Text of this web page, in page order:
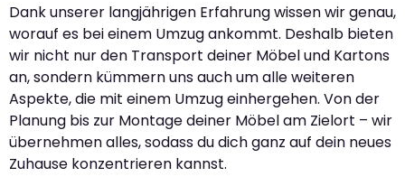
Dank unserer langjährigen Erfahrung wissen wir genau,
worauf es bei einem Umzug ankommt. Deshalb bieten
wir nicht nur den Transport deiner Möbel und Kartons
an, sondern kümmern uns auch um alle weiteren
Aspekte, die mit einem Umzug einhergehen. Von der
Planung bis zur Montage deiner Möbel am Zielort – wir
übernehmen alles, sodass du dich ganz auf dein neues
Zuhause konzentrieren kannst.